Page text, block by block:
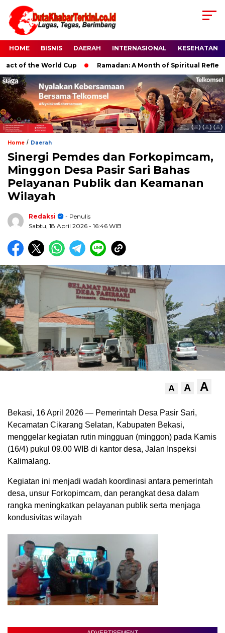
HOME BISNIS DAERAH INTERNASIONAL KESEHATAN
of the World Cup Ramadan: A Month of Spiritual
Home / Daerah
Sinergi Pemdes dan Forkopimcam,
Minggon Desa Pasir Sari Bahas
Pelayanan Publik dan Keamanan
Wilayah
Redaksi
- Penulis
Sabtu, 18 April 2026 - 16:46 WIB
A A A
Bekasi, 16 April 2026 — Pemerintah Desa Pasir Sari,
Kecamatan Cikarang Selatan, Kabupaten Bekasi,
menggelar kegiatan rutin mingguan (minggon) pada Kamis
(16/4) pukul 09.00 WIB di kantor desa, Jalan Inspeksi
Kalimalang.
Kegiatan ini menjadi wadah koordinasi antara pemerintah
desa, unsur Forkopimcam, dan perangkat desa dalam
rangka meningkatkan pelayanan publik serta menjaga
kondusivitas wilayah